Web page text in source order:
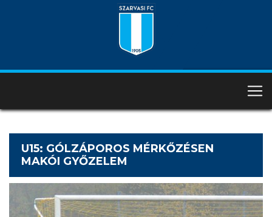
U15: GÓLZÁPOROS MÉRKŐZÉSEN
MAKÓI GYŐZELEM